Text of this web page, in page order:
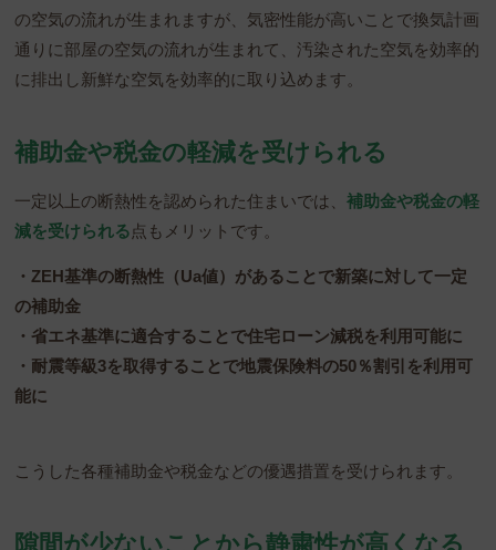
の空気の流れが生まれますが、気密性能が高いことで換気計画
通りに部屋の空気の流れが生まれて、汚染された空気を効率的
に排出し新鮮な空気を効率的に取り込めます。
補助金や税金の軽減を受けられる
一定以上の断熱性を認められた住まいでは、補助金や税金の軽
減を受けられる点もメリットです。
・ZEH基準の断熱性（Ua値）があることで新築に対して一定
の補助金
・省エネ基準に適合することで住宅ローン減税を利用可能に
・耐震等級3を取得することで地震保険料の50％割引を利用可
能に
こうした各種補助金や税金などの優遇措置を受けられます。
隙間が少ないことから静粛性が高くなる